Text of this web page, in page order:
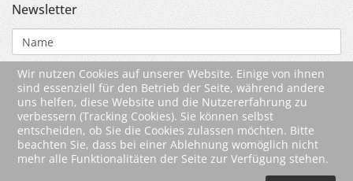
Newsletter
Wir nutzen Cookies auf unserer Website. Einige von ihnen
sind essenziell für den Betrieb der Seite, während andere
uns helfen, diese Website und die Nutzererfahrung zu
verbessern (Tracking Cookies). Sie können selbst
entscheiden, ob Sie die Cookies zulassen möchten. Bitte
beachten Sie, dass bei einer Ablehnung womöglich nicht
mehr alle Funktionalitäten der Seite zur Verfügung stehen.